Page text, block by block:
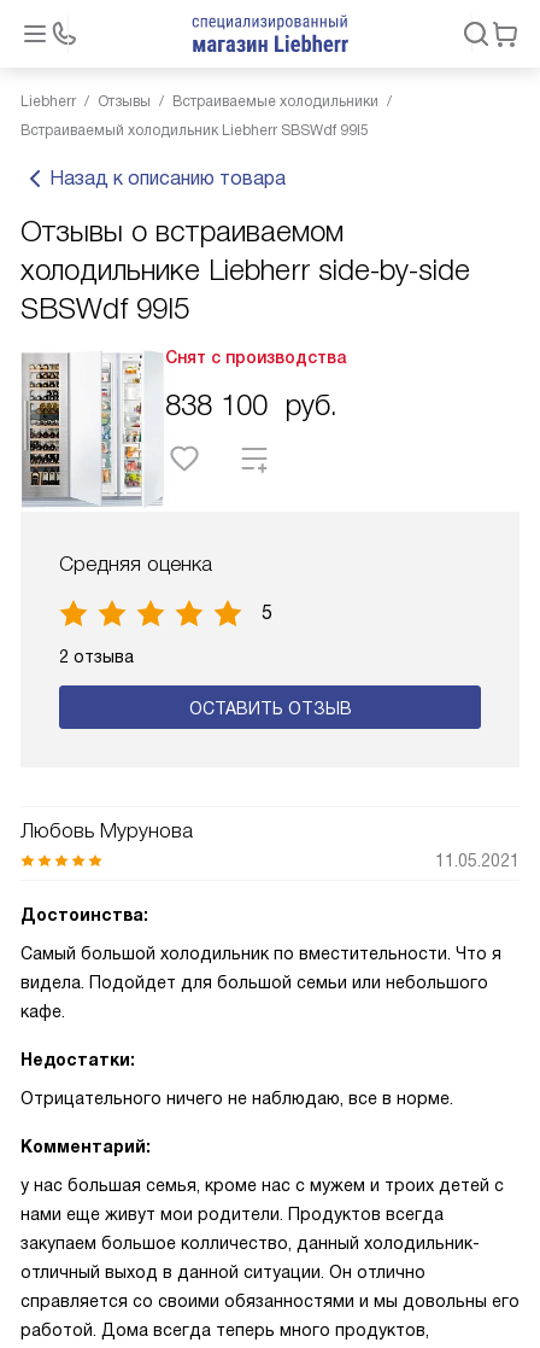
Liebherr Отзывы
Встраиваемые холодильники
Встраиваемый холодильник Liebherr SBSWdf 99I5
Назад к описанию товара
Отзывы о встраиваемом
холодильнике Liebherr side-by-side
SBSWdf 99I5
Снят с производства
838 100 руб.
Средняя оценка
5
2 отзыва
ОСТАВИТЬ ОТЗЫВ
Любовь Мурунова
11.05.2021
Достоинства:
Самый большой холодильник по вместительности. Что я
видела. Подойдет для большой семьи или небольшого
кафе.
Недостатки:
Отрицательного ничего не наблюдаю, все в норме.
Комментарий:
у нас большая семья, кроме нас с мужем и троих детей с
нами еще живут мои родители. Продуктов всегда
закупаем большое колличество, данный холодильник-
отличный выход в данной ситуации. Он отлично
справляется со своими обязанностями и мы довольны его
работой. Дома всегда теперь много продуктов,